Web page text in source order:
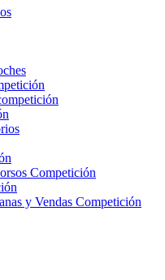
Competición
y Vendas Competición